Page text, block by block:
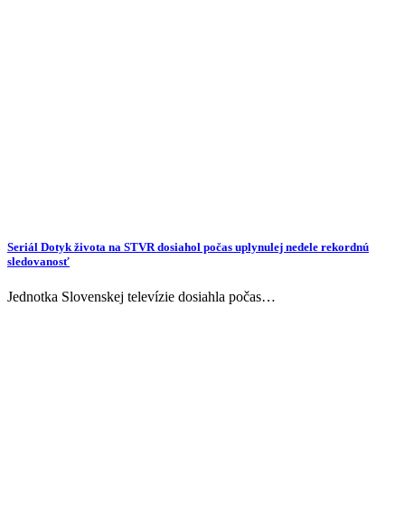
Seriál Dotyk života na STVR dosiahol počas uplynulej nedele rekordnú
sledovanosť
Jednotka Slovenskej televízie dosiahla počas…